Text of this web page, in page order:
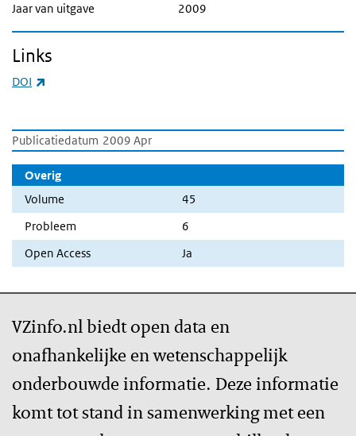
Publicatiedatum 2009 Apr
Overig
Volume
45
Probleem
6
Open Access
Ja
Jaar van uitgave
2009
Links
DOI
VZinfo.nl biedt open data en
onafhankelijke en wetenschappelijk
onderbouwde informatie. Deze informatie
komt tot stand in samenwerking met een